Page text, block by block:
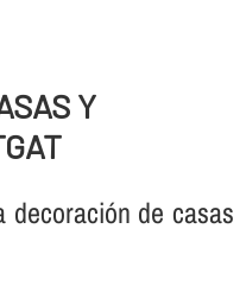
Y
decoración de casas